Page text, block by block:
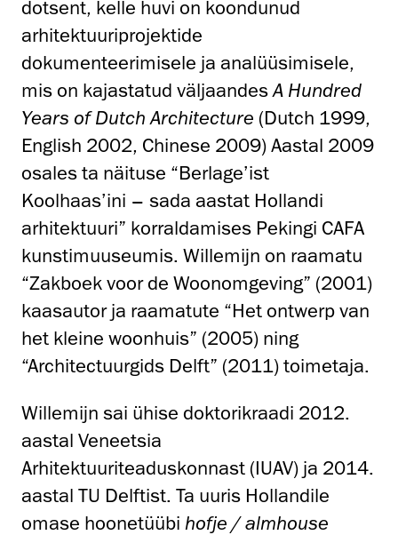
dotsent, kelle huvi on koondunud
arhitektuuriprojektide
dokumenteerimisele ja analüüsimisele,
mis on kajastatud väljaandesA Hundred
Years of Dutch Architecture (Dutch 1999,
English 2002, Chinese 2009) Aastal 2009
osales ta näituse “Berlage’ist
Koolhaas’ini – sada aastat Hollandi
arhitektuuri” korraldamises Pekingi CAFA
kunstimuuseumis. Willemijn on raamatu
“Zakboek voor de Woonomgeving” (2001)
kaasautor ja raamatute “Het ontwerp van
het kleine woonhuis” (2005) ning
“Architectuurgids Delft” (2011) toimetaja.
Willemijn sai ühise doktorikraadi 2012.
aastal Veneetsia
Arhitektuuriteaduskonnast (IUAV) ja 2014.
aastal TU Delftist. Ta uuris Hollandile
omase hoonetüübi hofje / almhouse